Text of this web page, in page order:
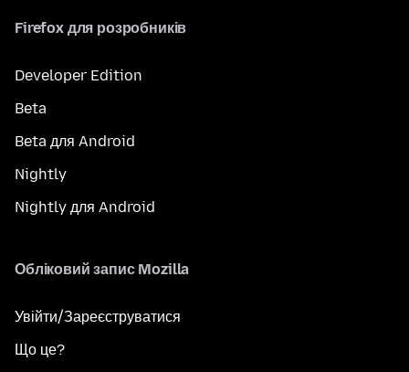
Firefox для розробників
Developer Edition
Beta
Beta для Android
Nightly
Nightly для Android
Обліковий запис Mozilla
Увійти/Зареєструватися
Що це?